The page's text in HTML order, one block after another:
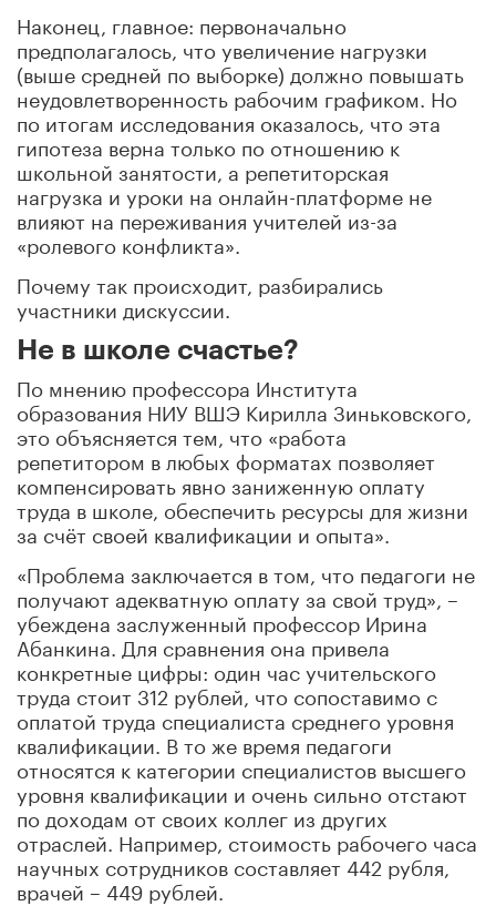
Наконец, главное: первоначально
предполагалось, что увеличение нагрузки
(выше средней по выборке) должно повышать
неудовлетворенность рабочим графиком. Но
по итогам исследования оказалось, что эта
гипотеза верна только по отношению к
школьной занятости, а репетиторская
нагрузка и уроки на онлайн-платформе не
влияют на переживания учителей из-за
«ролевого конфликта».
Почему так происходит, разбирались
участники дискуссии.
Не в школе счастье?
По мнению профессора Института
образования НИУ ВШЭ Кирилла Зиньковского,
это объясняется тем, что «работа
репетитором в любых форматах позволяет
компенсировать явно заниженную оплату
труда в школе, обеспечить ресурсы для жизни
за счёт своей квалификации и опыта».
«Проблема заключается в том, что педагоги не
получают адекватную оплату за свой труд», –
убеждена заслуженный профессор Ирина
Абанкина. Для сравнения она привела
конкретные цифры: один час учительского
труда стоит 312 рублей, что сопоставимо с
оплатой труда специалиста среднего уровня
квалификации. В то же время педагоги
относятся к категории специалистов высшего
уровня квалификации и очень сильно отстают
по доходам от своих коллег из других
отраслей. Например, стоимость рабочего часа
научных сотрудников составляет 442 рубля,
врачей – 449 рублей.